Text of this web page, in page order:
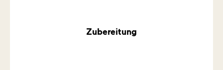
Zubereitung